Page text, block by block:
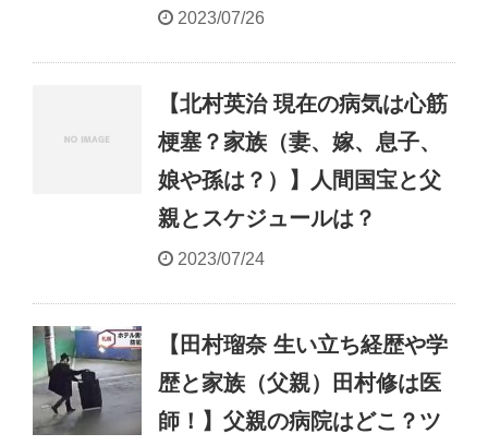
2023/07/26
【北村英治 現在の病気は心筋
梗塞？家族（妻、嫁、息子、
娘や孫は？）】人間国宝と父
親とスケジュールは？
2023/07/24
【田村瑠奈 生い立ち経歴や学
歴と家族（父親）田村修は医
師！】父親の病院はどこ？ツ